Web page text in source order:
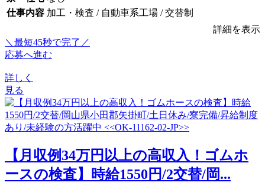
仕事内容 加工・検査 / 自動車系工場 / 交替制
詳細を表示
＼最短45秒で完了／
応募へ進む
詳しく
見る
【月収例34万円以上の高収入！ゴムホ
ースの検査】時給1550円/2交替/岡...